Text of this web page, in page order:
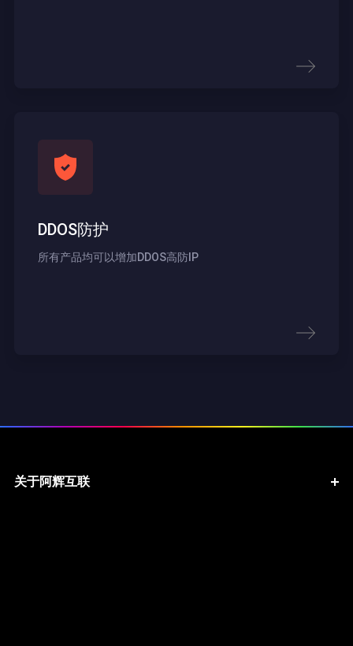
DDOS防护
所有产品均可以增加DDOS高防IP
关于阿辉互联